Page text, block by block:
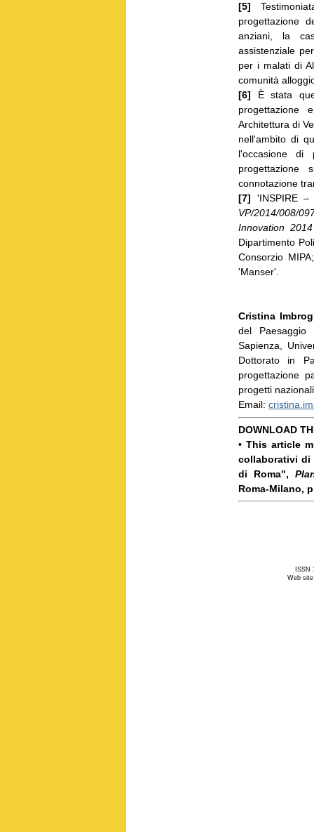
[5]
progettazione
anziani, la
assistenziale
per i malati di
comunità
[6] È stata
progettazione
Architettura di
nell'ambito di
l'occasione
progettazione
connotazione
[7] 'INSPIRE
VP/2014/008/
Innovation
Dipartimento
Consorzio
'Manser'.
Cristina
del Paesaggio
Sapienza,
Dottorato in
progettazione
progetti
Email:
DOWNLOAD
• This article
collaborativi di
di Roma",
Roma-Milano,
ISSN
Web